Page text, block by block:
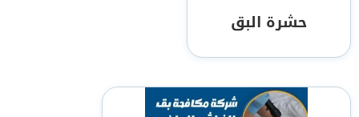
حشرة البق